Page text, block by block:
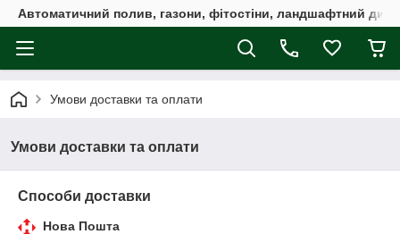
Автоматичний полив, газони, фітостіни, ландшафтний
Умови доставки та оплати
Умови доставки та оплати
Способи доставки
Нова Пошта